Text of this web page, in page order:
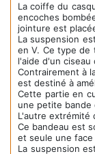
La coiffe du
encoches
jointure est
La suspension
en V. Ce type de
l'aide d'un
Contrairement à
est destiné à
Cette partie en
une petite bande
L'autre extrémité
Ce bandeau est
et seule une
La suspension